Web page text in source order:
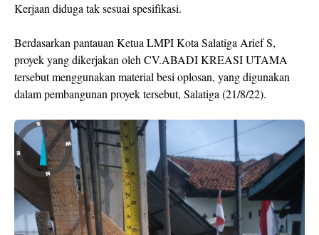
Kerjaan diduga tak sesuai spesifikasi.
Berdasarkan pantauan Ketua LMPI Kota Salatiga Arief S,
proyek yang dikerjakan oleh CV.ABADI KREASI UTAMA
tersebut menggunakan material besi oplosan, yang digunakan
dalam pembangunan proyek tersebut, Salatiga (21/8/22).